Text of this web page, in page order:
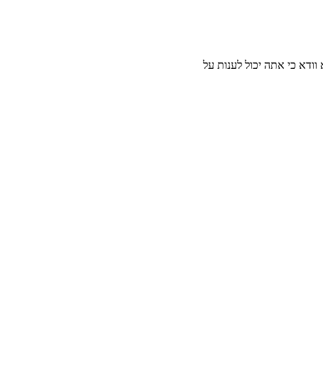
וודא כי אתה יכול לענות על